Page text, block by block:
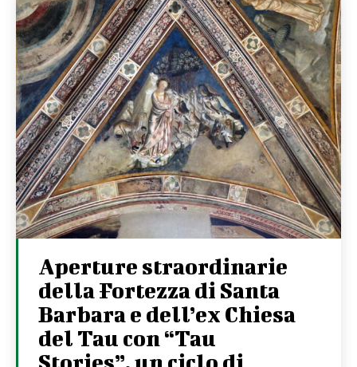
Aperture straordinarie
della Fortezza di Santa
Barbara e dell’ex Chiesa
del Tau con “Tau